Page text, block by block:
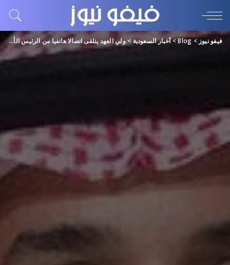
فيفو نيوز >
Blog
>أخبار السعودية>ولي العهد يتلقى اتصالا هاتفيا من الرئيس الأوكراني